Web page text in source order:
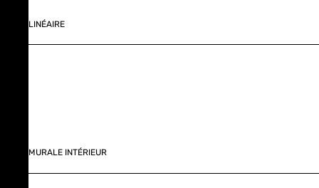
LINÉAIRE
MURALE INTÉRIEUR